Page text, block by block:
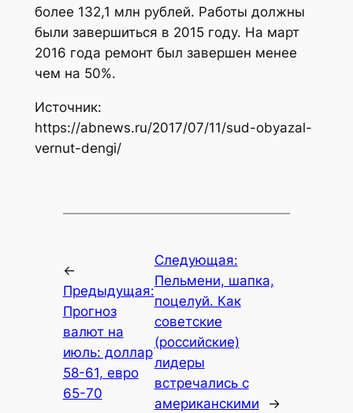
более 132,1 млн рублей. Работы должны
были завершиться в 2015 году. На март
2016 года ремонт был завершен менее
чем на 50%.
Источник:
https://abnews.ru/2017/07/11/sud-obyazal-
vernut-dengi/
←
Предыдущая:
Прогноз
валют на
июль: доллар
58-61, евро
65-70
Следующая:
Пельмени, шапка,
поцелуй. Как
советские
(российские)
лидеры
встречались с
американскими
→